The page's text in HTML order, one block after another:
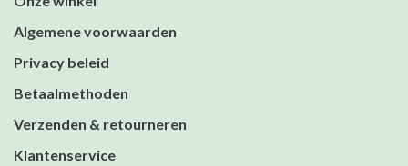
Algemene voorwaarden
Privacy beleid
Betaalmethoden
Verzenden & retourneren
Klantenservice